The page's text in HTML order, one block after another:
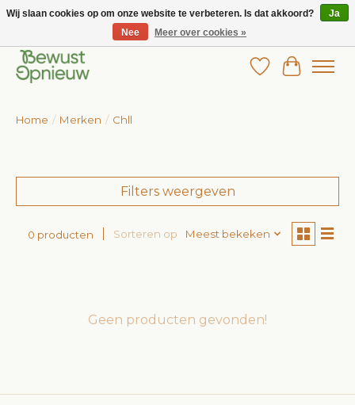
Wij bieden het grootste aanbod in betaalbare kinderkleding!
Verlanglijst
Home / Merken / Chll
Filters weergeven
0 producten Sorteren op Meest bekeken
Geen producten gevonden!
Wij slaan cookies op om onze website te verbeteren. Is dat akkoord?
Ja
Nee
Meer over cookies »